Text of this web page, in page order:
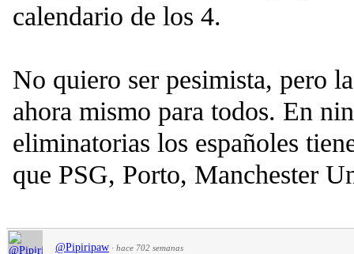
calendario de los 4.
No quiero ser pesimista, pero
ahora mismo para todos. En
eliminatorias los españoles
que PSG, Porto, Manchester
@Pipiripaw · hace 702 semanas